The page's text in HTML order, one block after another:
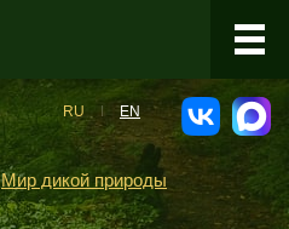
RU EN
Мир дикой природы